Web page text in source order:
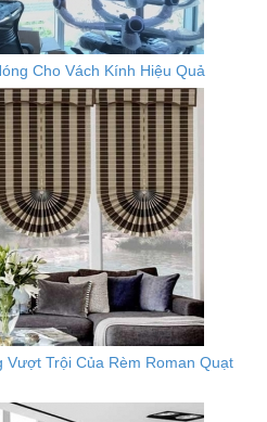
Cho Vách Kính Hiệu Quả
Vượt Trội Của Rèm Roman Quạt